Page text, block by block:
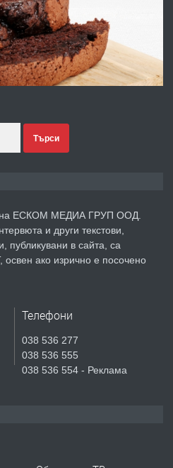
преди 3 дни
Офис под наем в кв.
Хасково-близо до
градина!
ТРИСТАЕН
преди 4 дни
парцел в гр. Хасково кв.
до ток, вода,канализация,
НА МЕБЕЛИ.
Търси
на ЕСКОМ МЕДИА ГРУП ООД.
и други текстови,
публикувани в сайта, са
освен ако изрично е посочено
Телефони
038 536 277
038 536 555
038 536 554 - Реклама